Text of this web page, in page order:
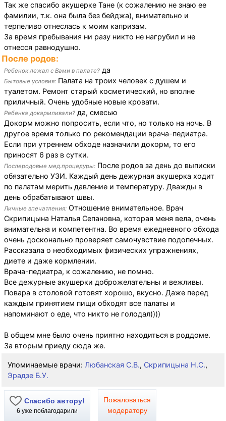
Так же спасибо акушерке Тане (к сожалению не знаю ее
фамилии, т.к. она была без бейджа), внимательно и
терпеливо отнеслась к моим капризам.
За время пребывания ни разу никто не нагрубил и не
отнесся равнодушно.
После родов:
Ребенок лежал с Вами в палате? да
Бытовые условия: Палата на троих человек с душем и
туалетом. Ремонт старый косметический, но вполне
приличный. Очень удобные новые кровати.
Ребенка докармливали? да, смесью
Докорм можно попросить, если что, но только на ночь. В
другое время только по рекомендации врача-педиатра.
Если при утреннем обходе назначили докорм, то его
приносят 6 раз в сутки.
Послеродовые мед.процедуры: После родов за день до выписки
обязательно УЗИ. Каждый день дежурная акушерка ходит
по палатам мерить давление и температуру. Дважды в
день обрабатывают швы.
Личные впечатления: Отношение внимательное. Врач
Скрипицына Наталья Сепановна, которая меня вела, очень
внимательна и компетентна. Во время ежедневного обхода
очень досконально проверяет самочувствие подопечных.
Рассказала о необходимых физических упражнениях,
диете и даже кормлении.
Врача-педиатра, к сожалению, не помню.
Все дежурные акушерки доброжелательны и вежливы.
Повара в столовой готовят хорошо, вкусно. Даже перед
каждым принятием пищи обходят все палаты и
напоминают о еде, что никто не голодал))))
В общем мне было очень приятно находиться в роддоме.
За вторым приеду сюда же.
Упоминаемые врачи: Любанская С.В., Скрипицына Н.С.,
Эрадзе Б.У.
Спасибо автору!
6 уже поблагодарили
Пожаловаться
модератору